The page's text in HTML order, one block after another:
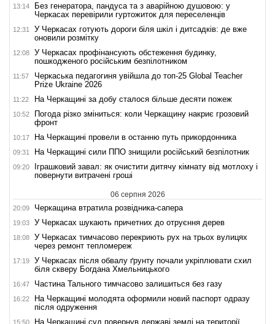
13:14
Без генератора, пандуса та з аварійною душовою: у
Черкасах перевірили гуртожиток для переселенців
12:31
У Черкасах готують дороги біля шкіл і дитсадків: де вже
оновили розмітку
12:08
У Черкасах профінансують обстеження будинку,
пошкодженого російським безпілотником
11:57
Черкаська педагогиня увійшла до топ-25 Global Teacher
Prize Ukraine 2026
11:22 На Черкащині за добу сталося більше десяти пожеж
10:52
Погода різко зміниться: коли Черкащину накриє грозовий
фронт
10:17 На Черкащині провели в останню путь прикордонника
09:31 На Черкащині сили ППО знищили російський безпілотник
09:20
Іграшковий завал: як очистити дитячу кімнату від мотлоху і
повернути витрачені гроші
06 серпня 2026
20:09 Черкащина втратила розвідника-сапера
19:03 У Черкасах шукають причетних до отруєння дерев
18:08
У Черкасах тимчасово перекриють рух на трьох вулицях
через ремонт тепломереж
17:19
У Черкасах після обвалу ґрунту почали укріплювати схил
біля скверу Богдана Хмельницького
16:47 Частина Тального тимчасово залишиться без газу
16:22
На Черкащині молодята оформили новий паспорт одразу
після одруження
15:50 На Черкащині суд повернув державі землі на території